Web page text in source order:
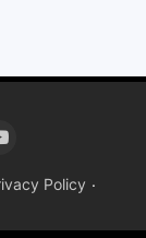
Policy